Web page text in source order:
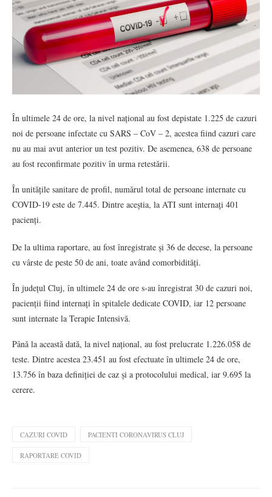
În ultimele 24 de ore, la nivel național au fost depistate 1.225 de cazuri
noi de persoane infectate cu SARS – CoV – 2, acestea fiind cazuri care
nu au mai avut anterior un test pozitiv. De asemenea, 638 de persoane
au fost reconfirmate pozitiv în urma retestării.
În unitățile sanitare de profil, numărul total de persoane internate cu
COVID-19 este de 7.445. Dintre aceștia, la ATI sunt internați 401
pacienți.
De la ultima raportare, au fost înregistrate și 36 de decese, la persoane
cu vârste de peste 50 de ani, toate având comorbidități.
În județul Cluj, în ultimele 24 de ore s-au înregistrat 30 de cazuri noi,
pacienții fiind internați în spitalele dedicate COVID, iar 12 persoane
sunt internate la Terapie Intensivă.
Până la această dată, la nivel național, au fost prelucrate 1.226.058 de
teste. Dintre acestea 23.451 au fost efectuate în ultimele 24 de ore,
13.756 în baza definiției de caz și a protocolului medical, iar 9.695 la
cerere.
CAZURI COVID PACIENTI CORONAVIRUS CLUJ
RAPORTARE COVID